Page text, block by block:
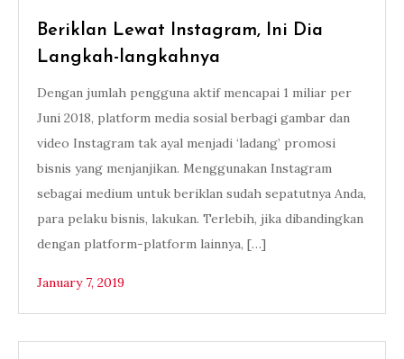
Beriklan Lewat Instagram, Ini Dia
Langkah-langkahnya
Dengan jumlah pengguna aktif mencapai 1 miliar per
Juni 2018, platform media sosial berbagi gambar dan
video Instagram tak ayal menjadi ‘ladang’ promosi
bisnis yang menjanjikan. Menggunakan Instagram
sebagai medium untuk beriklan sudah sepatutnya Anda,
para pelaku bisnis, lakukan. Terlebih, jika dibandingkan
dengan platform-platform lainnya, […]
January 7, 2019